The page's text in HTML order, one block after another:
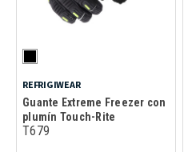
REFRIGIWEAR
Guante Extreme Freezer con
plumín Touch-Rite
T679